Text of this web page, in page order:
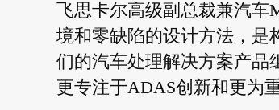
飞思卡尔高级副总裁兼汽车
境和零缺陷的设计方法，是
们的汽车处理解决方案产品
更专注于ADAS创新和更为